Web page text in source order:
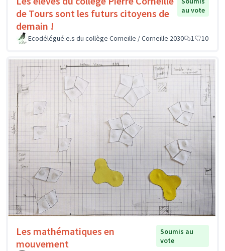
de Tours sont les futurs citoyens de
demain !
au vote
Ecodélégué.e.s du collège Corneille / Corneille 2030 1 10
Les mathématiques en
mouvement
Soumis au
vote